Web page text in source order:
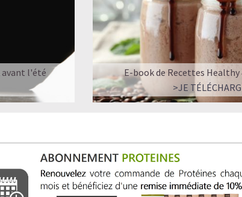
avant l'été
E-book de Recettes
>JE